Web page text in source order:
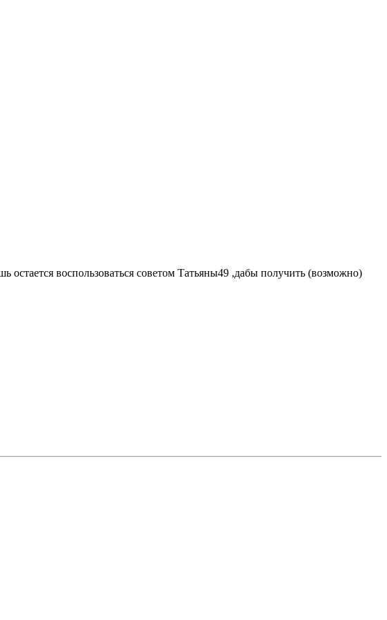
воспользоваться советом Татьяны49 ,дабы получить (возможно)